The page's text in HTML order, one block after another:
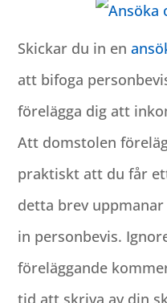
Skickar du in en
att bifoga
förelägga dig att
Att domstolen
praktiskt att du får
detta brev
in personbevis.
föreläggande